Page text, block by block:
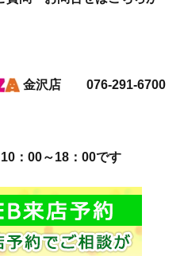
金沢店 076-291-6700
：00～18：00です